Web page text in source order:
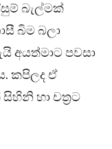
බැල්මක්
බිම බලා
අයත්මාට පවසා
කපිලද ඒ
හා චත්‍රට